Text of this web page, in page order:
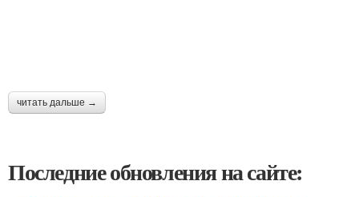
читать дальше →
Последние обновления на сайте: